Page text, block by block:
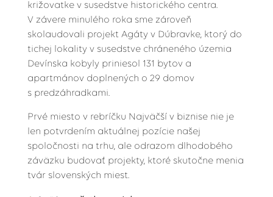
križovatke v susedstve historického centra.
V závere minulého roka sme zároveň
skolaudovali projekt Agáty v Dúbravke, ktorý do
tichej lokality v susedstve chráneného územia
Devínska kobyly priniesol 131 bytov a
apartmánov doplnených o 29 domov
s predzáhradkami.
Prvé miesto v rebríčku Najväčší v biznise nie je
len potvrdením aktuálnej pozície našej
spoločnosti na trhu, ale odrazom dlhodobého
záväzku budovať projekty, ktoré skutočne menia
tvár slovenských miest.